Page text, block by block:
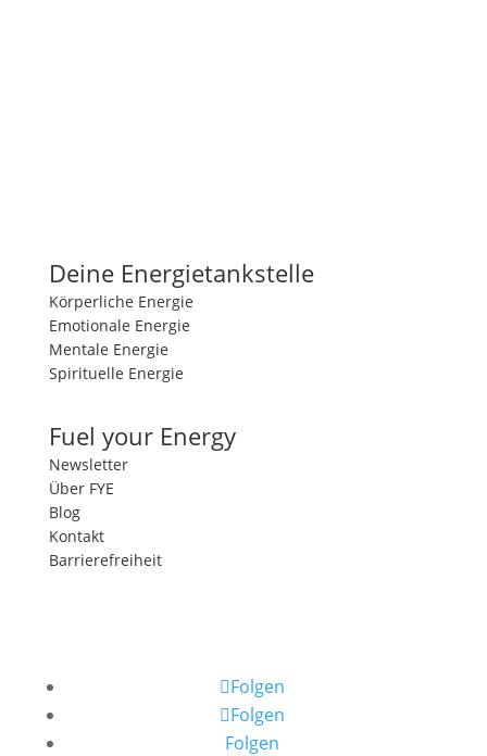
Deine Energietankstelle
Körperliche Energie
Emotionale Energie
Mentale Energie
Spirituelle Energie
Fuel your Energy
Newsletter
Über FYE
Blog
Kontakt
Barrierefreiheit
Folgen
Folgen
Folgen